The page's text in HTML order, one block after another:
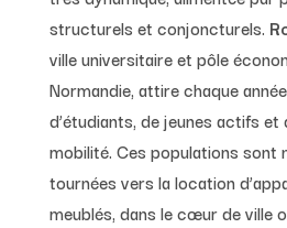
structurels et conjoncturels.
ville universitaire et pôle
Normandie, attire chaque
d’étudiants, de jeunes actifs
mobilité. Ces populations sont
tournées vers la location
meublés, dans le cœur de ville